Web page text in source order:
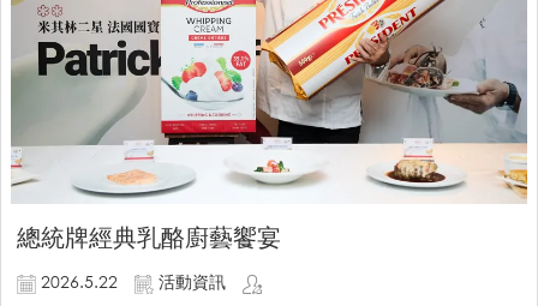
總統牌經典乳酪廚藝饗宴
2026.5.22 活動資訊